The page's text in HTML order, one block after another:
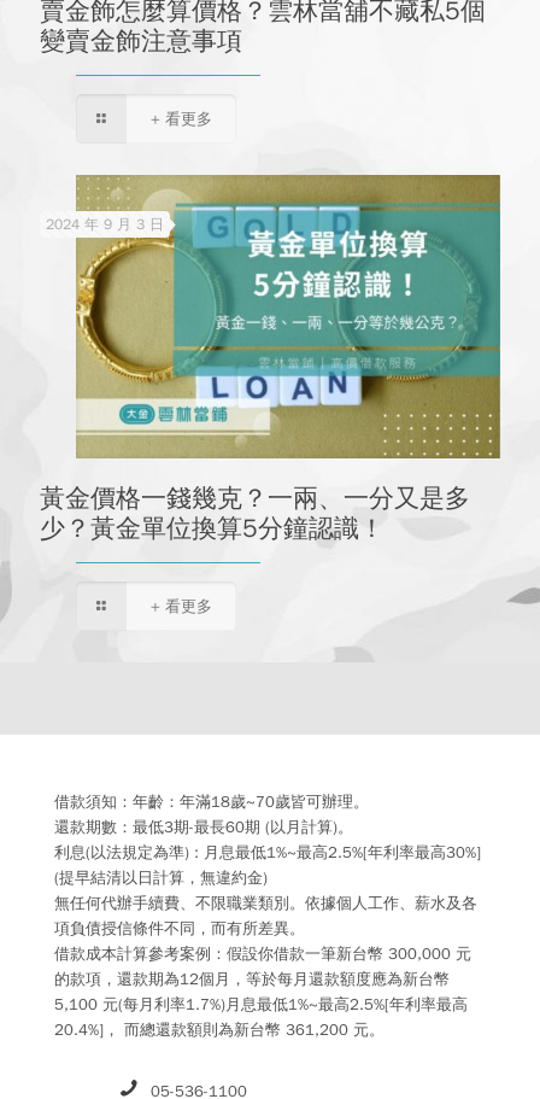
賣金飾怎麼算價格？雲林當舖不藏私5個
變賣金飾注意事項
+ 看更多
2024 年 9 月 3 日
黃金價格一錢幾克？一兩、一分又是多
少？黃金單位換算5分鐘認識！
+ 看更多
借款須知：年齡：年滿18歲~70歲皆可辦理。
還款期數：最低3期-最長60期 (以月計算)。
利息(以法規定為準) : 月息最低1%~最高2.5%[年利率最高30%]
(提早結清以日計算，無違約金)
無任何代辦手續費、不限職業類別。依據個人工作、薪水及各
項負債授信條件不同，而有所差異。
借款成本計算參考案例：假設你借款一筆新台幣 300,000 元
的款項，還款期為12個月，等於每月還款額度應為新台幣
5,100 元(每月利率1.7%)月息最低1%~最高2.5%[年利率最高
20.4%]， 而總還款額則為新台幣 361,200 元。
05-536-1100